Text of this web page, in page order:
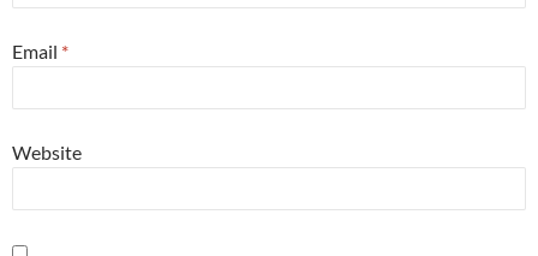
Email *
Website